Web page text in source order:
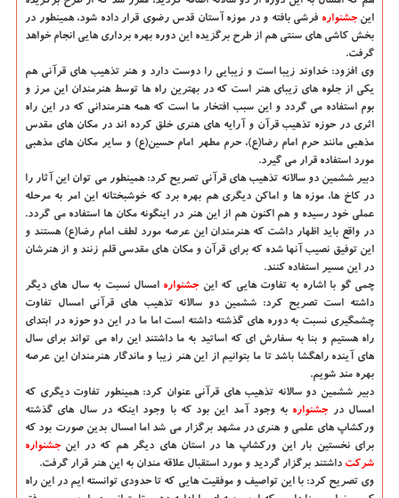
اینجشنواره فرشی بافته و در موزه آستان قدس رضوی قرار داده شود، همینطور در
بخش كاشی های سنتی هم از طرح برگزیده این دوره بهره برداری هایی انجام خواهد
گرفت.
وی افزود: خداوند زیبا است و زیبایی را دوست دارد و هنر تذهیب های قرآنی هم
یكی از جلوه های زیبای هنر است كه در بهترین راه ها توسط هنرمندان این مرز و
بوم استفاده می گردد و این سبب افتخار ما است كه همه هنرمندانی كه در این راه
اثری در حوزه تذهیب قرآن و آرایه های هنری خلق كرده اند در مكان های مقدس
مذهبی مانند حرم امام رضا(ع)، حرم مطهر امام حسین(ع) و سایر مكان های مذهبی
مورد استفاده قرار می گیرد.
دبیر ششمین دو سالانه تذهیب های قرآنی تصریح كرد: همینطور می توان این آثار را
در كاخ ها، موزه ها و اماكن دیگری هم بهره برد كه خوشبختانه این امر به مرحله
عملی خود رسیده و هم اكنون هم از این هنر در اینگونه مكان ها استفاده می گردد.
در واقع باید اظهار داشت كه هنرمندان این عرصه مورد لطف امام رضا(ع) هستند و
این توفیق نصیب آنها شده كه برای قرآن و مكان های مقدسی قلم زنند و از هنرشان
در این مسیر استفاده كنند.
چمی گو با اشاره به تفاوت هایی كه این جشنواره امسال نسبت به سال های دیگر
داشته است تصریح كرد: ششمین دو سالانه تذهیب های قرآنی امسال تفاوت
چشمگیری نسبت به دوره های گذشته داشته است اما ما در این دو حوزه در ابتدای
راه هستیم و بنا به سفارش ای كه اساتید به ما داشتند این راه می تواند برای سال
های آینده راهگشا باشد تا ما بتوانیم از این هنر زیبا و ماندگار هنرمندان این عرصه
بهره مند شویم.
دبیر ششمین دو سالانه تذهیب های قرآنی عنوان كرد: همینطور تفاوت دیگری كه
امسال در جشنواره به وجود آمد این بود كه با وجود اینكه در سال های گذشته
وركشاپ های علمی و هنری در مشهد برگزار می شد اما امسال بدین صورت بود كه
برای نخستین بار این وركشاپ ها در استان های دیگر هم كه در این جشنواره
شركت داشتند برگزار گردید و مورد استقبال علاقه مندان به این هنر قرار گرفت.
وی تصریح كرد: با این تواصیف و موفقیت هایی كه تا حدودی توانسته ایم در این راه